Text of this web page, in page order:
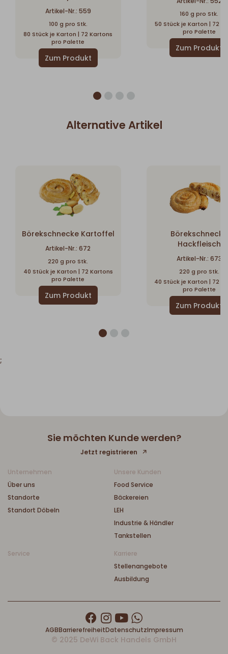
Artikel-Nr.: 559
100 g pro Stk.
80 Stück je Karton | 72 Kartons
pro Palette
160 g pro Stk.
50 Stück je Karton | 72
pro Palette
Alternative Artikel
Börekschnecke Kartoffel
Artikel-Nr.: 672
220 g pro Stk.
40 Stück je Karton | 72 Kartons
pro Palette
Börekschnecke
Hackfleisch
Artikel-Nr.: 673
220 g pro Stk.
40 Stück je Karton | 72
pro Palette
;
Sie möchten Kunde werden?
Jetzt registrieren
Unternehmen
Über uns
Standorte
Standort Döbeln
Unsere Kunden
Food Service
Bäckereien
LEH
Industrie & Händler
Tankstellen
Service
Karriere
Stellenangebote
Ausbildung
AGBBarrierefreiheitDatenschutzImpressum
© 2025 DeWi Back Handels GmbH